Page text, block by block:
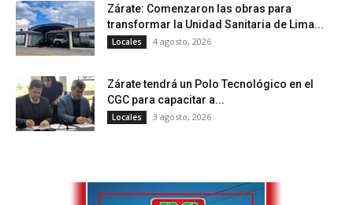
Zárate: Comenzaron las obras para
transformar la Unidad Sanitaria de Lima...
Locales 4 agosto, 2026
Zárate tendrá un Polo Tecnológico en el
CGC para capacitar a...
Locales 3 agosto, 2026